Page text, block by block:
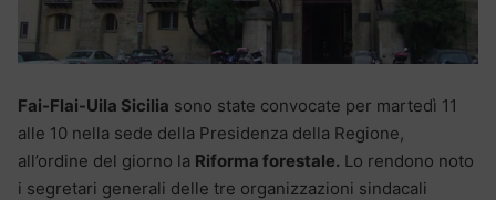
Fai-Flai-Uila Sicilia sono state convocate per martedì 11
alle 10 nella sede della Presidenza della Regione,
all’ordine del giorno la Riforma forestale. Lo rendono noto
i segretari generali delle tre organizzazioni sindacali